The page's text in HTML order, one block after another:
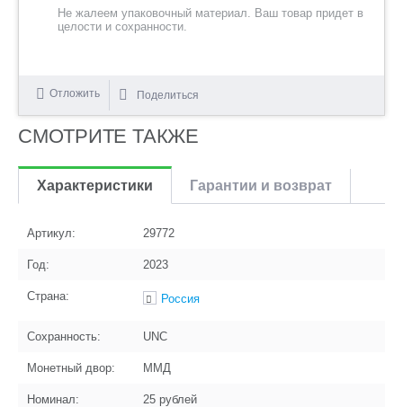
Не жалеем упаковочный материал. Ваш товар придет в
целости и сохранности.
Отложить Поделиться
СМОТРИТЕ ТАКЖЕ
Характеристики Гарантии и возврат
Артикул: 29772
Год: 2023
Страна: Россия
Сохранность: UNC
Монетный двор: ММД
Номинал: 25 рублей